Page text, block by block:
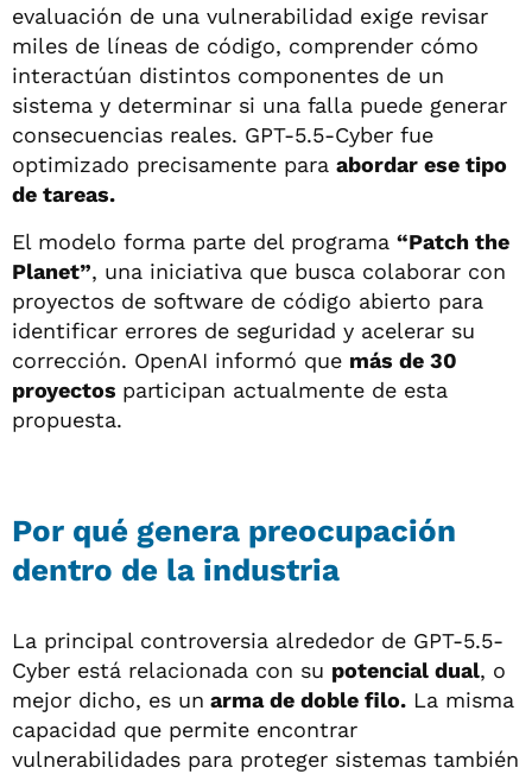
evaluación de una vulnerabilidad exige revisar
miles de líneas de código, comprender cómo
interactúan distintos componentes de un
sistema y determinar si una falla puede generar
consecuencias reales. GPT-5.5-Cyber fue
optimizado precisamente para abordar ese tipo
de tareas.
El modelo forma parte del programa “Patch the
Planet”, una iniciativa que busca colaborar con
proyectos de software de código abierto para
identificar errores de seguridad y acelerar su
corrección. OpenAI informó que más de 30
proyectos participan actualmente de esta
propuesta.
Por qué genera preocupación
dentro de la industria
La principal controversia alrededor de GPT-5.5-
Cyber está relacionada con su potencial dual, o
mejor dicho, es un arma de doble filo. La misma
capacidad que permite encontrar
vulnerabilidades para proteger sistemas también